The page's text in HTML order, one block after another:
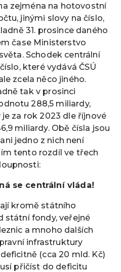
zejména na hotovostní
jinými slovy na číslo,
31. prosince daného
čase Ministerstvo
Schodek centrální
které vydává ČSÚ
zcela něco jiného.
tak v prosinci
288,5 miliardy,
za rok 2023 dle říjnové
miliardy. Obě čísla jsou
jedno z nich není
tento rozdíl ve třech
se centrální vláda!
kromě státního
státní fondy, veřejné
a mnoho dalších
infrastruktury
(cca 20 mld. Kč)
přičíst do deficitu